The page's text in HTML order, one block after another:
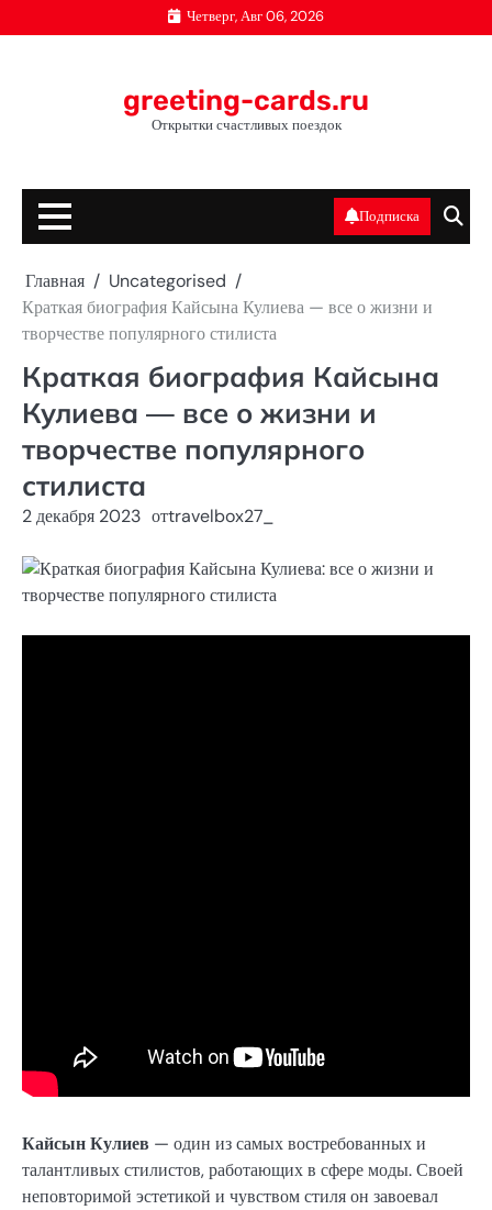
к
Четверг, Авг 06, 2026
greeting-cards.ru
Открытки счастливых поездок
Подписка
Главная
Uncategorised
Краткая биография Кайсына Кулиева — все о жизни и
творчестве популярного стилиста
Краткая биография Кайсына
Кулиева — все о жизни и
творчестве популярного
стилиста
2 декабря 2023 отtravelbox27_
Кайсын Кулиев — один из самых востребованных и
талантливых стилистов, работающих в сфере моды. Своей
неповторимой эстетикой и чувством стиля он завоевал